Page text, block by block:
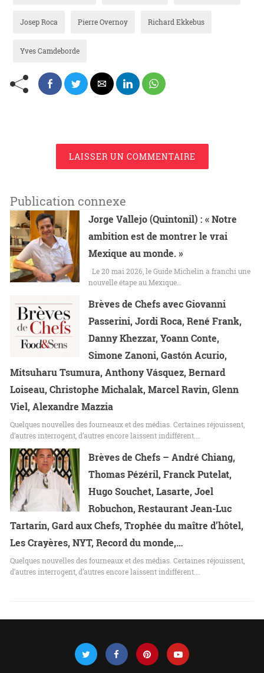
Josep Roca Pierre Overnoy Richard Ekkebus
Yves Camdeborde
LAISSER UN COMMENTAIRE
Publication connexe
Jorge Vallejo (Quintonil) : « Notre
ambition est de montrer le vrai
Mexique au monde. »
Le 20 mai 2026, le Guide Michelin a franchi une
nouvelle étape au Mexique…
Brèves de Chefs avec Giovanni
Passerini, Jordi Roca, René Frank,
Danny Khezzar, Yoann Conte,
Simone Zanoni, Gastón Acurio,
Mitsuharu Tsumura, Anthony Vásquez, Bernard
Loiseau, Christophe Michalak, Marcel Ravin, Glenn
Viel, Alexandre Mazzia
Quelques nouvelles des fourneaux et des médias. Certaines réjouissent,
d’autres interrogent, d’autres encore laissent indifférent.…
Brèves de Chefs – André Chiang,
Thomas Pézéril, Franck Putelat,
Hugo Souchet, Lasarte, Joel
Robuchon, Restaurant Jean-Luc
Tartarin, Gard aux Chefs, Trophée du maître d’hôtel,
Les Crayères, NYT, Record du monde,…
Quelques nouvelles des fourneaux et des médias. Certaines réjouissent,
d’autres interrogent, d’autres encore laissent indifférent.…